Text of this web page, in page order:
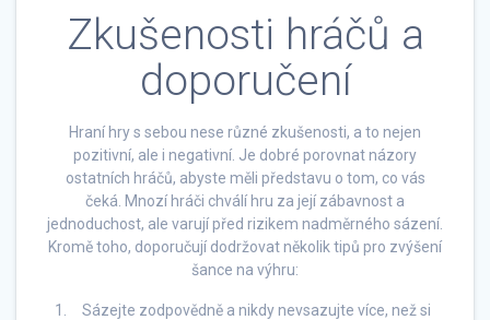
Zkušenosti hráčů a
doporučení
Hraní hry s sebou nese různé zkušenosti, a to nejen
pozitivní, ale i negativní. Je dobré porovnat názory
ostatních hráčů, abyste měli představu o tom, co vás
čeká. Mnozí hráči chválí hru za její zábavnost a
jednoduchost, ale varují před rizikem nadměrného sázení.
Kromě toho, doporučují dodržovat několik tipů pro zvýšení
šance na výhru:
Sázejte zodpovědně a nikdy nevsazujte více, než si